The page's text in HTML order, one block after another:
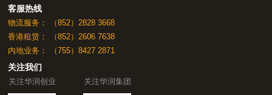
客服热线
物流服务：
（852）2828 3668
香港租赁：
（852）2606 7638
内地业务：
（755）8427 2871
关注我们
关注华润创业 关注华润集团